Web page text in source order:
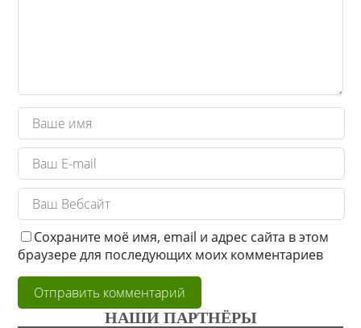
Сохраните моё имя, email и адрес сайта в этом
браузере для последующих моих комментариев
НАШИ ПАРТНЁРЫ